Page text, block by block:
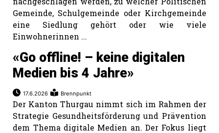
Gemeinde, Schulgemeinde oder Kirchgemeinde
eine Siedlung gehört oder wie viele
Einwohnerinnen ...
«Go offline! – keine digitalen
Medien bis 4 Jahre»
17.6.2026 Brennpunkt
Der Kanton Thurgau nimmt sich im Rahmen der
Strategie Gesundheitsförderung und Prävention
dem Thema digitale Medien an. Der Fokus liegt